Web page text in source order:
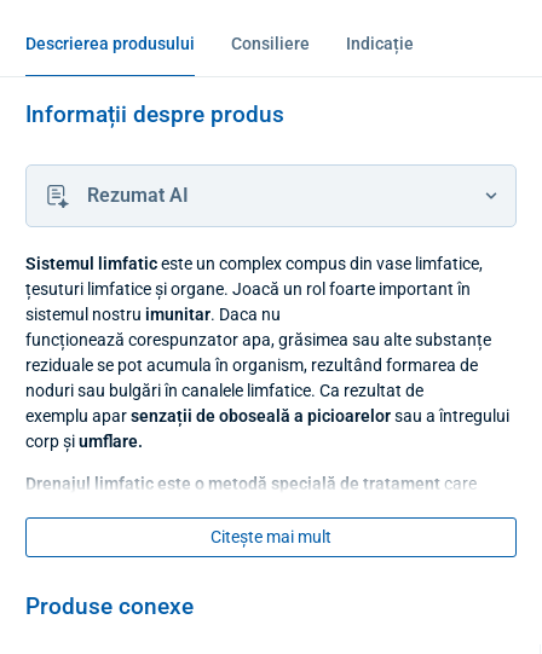
Descrierea produsului Consiliere Indicație
Informații despre produs
Rezumat AI
Sistemul limfaticeste un complex compus din vase limfatice,
țesuturi limfatice și organe. Joacă un rol foarte important în
sistemul nostru imunitar. Daca nu
funcționează corespunzator apa, grăsimea sau alte substanțe
reziduale se pot acumula în organism, rezultând formarea de
noduri sau bulgări în canalele limfatice. Ca rezultat de
exemplu aparsenzații de oboseală a picioarelorsau a întregului
corp șiumflare.
Drenajul limfatic este o metodă specială de tratament care
ajutorul unui dispozitiv de drenaj limfatic
organismului.Datorită drenajului limfatic substanțele toxice
din organism. Un alt aspect important al drenajului limfatic este
Citește mai mult
Produse conexe